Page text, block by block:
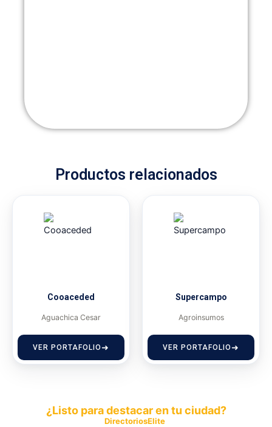
Productos relacionados
Cooaceded
Aguachica Cesar
VER PORTAFOLIO
Supercampo
Agroinsumos
VER PORTAFOLIO
¿Listo para destacar en tu ciudad?
DirectoriosElite